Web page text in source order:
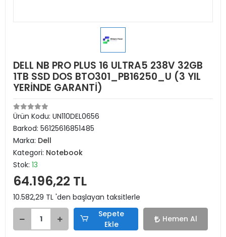
DELL NB PRO PLUS 16 ULTRA5 238V 32GB
1TB SSD DOS BTO301_PB16250_U (3 YIL
YERİNDE GARANTİ)
Ürün Kodu: UN110DEL0656
Barkod: 56125616851485
Marka: Dell
Kategori: Notebook
Stok: 13
64.196,22 TL
10.582,29 TL 'den başlayan taksitlerle
Sepete
Ekle
Hemen Al